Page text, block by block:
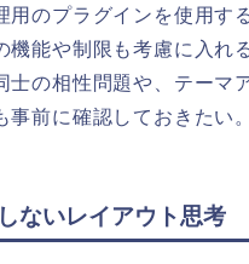
用のプラグインを使用す
機能や制限も考慮に入れ
士の相性問題や、テーマ
事前に確認しておきたい。
ないレイアウト思考